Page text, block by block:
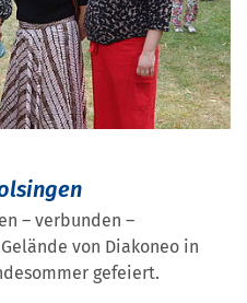
– verbunden –
von Diakoneo in
gefeiert.